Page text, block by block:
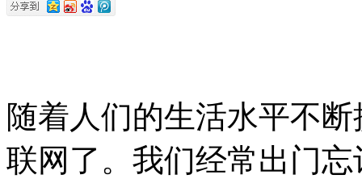
随着人们的生活水平不
联网了。我们经常出门